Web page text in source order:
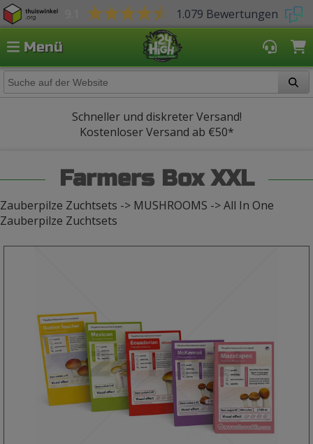
1.079 Bewertungen
Menü
Schneller und diskreter Versand!
Kostenloser Versand ab €50*
Farmers Box XXL
Zauberpilze Zuchtsets -> MUSHROOMS -> All In One
Zauberpilze Zuchtsets